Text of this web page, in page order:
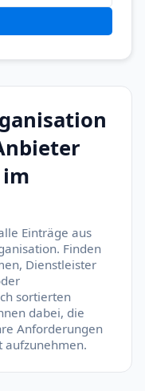
Einträge aus
Finden
Dienstleister
sortierten
dabei, die
Anforderungen
aufzunehmen.